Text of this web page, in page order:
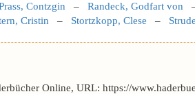
Contzgin – Randeck, Godfart von
Cristin – Stortzkopp, Clese –
Online, URL: https://